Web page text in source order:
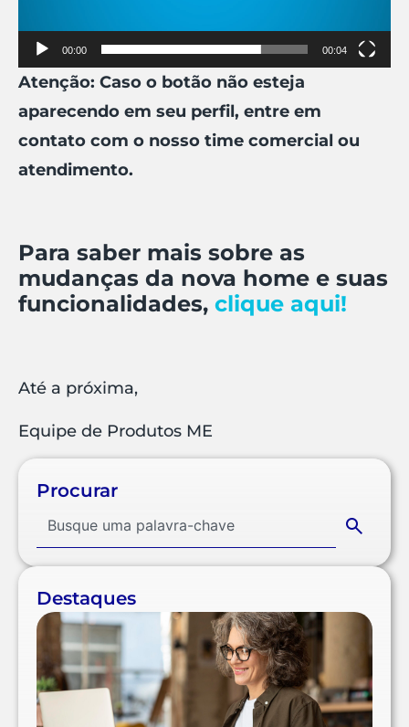
00:00 00:04
Atenção: Caso o botão não esteja
aparecendo em seu perfil, entre em
contato com o nosso time comercial ou
atendimento.
Para saber mais sobre as
mudanças da nova home e suas
funcionalidades, clique aqui!
Até a próxima,
Equipe de Produtos ME
Procurar
Destaques